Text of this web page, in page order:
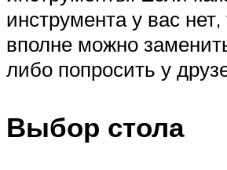
инструмента у вас нет,
вполне можно
либо попросить у
Выбор стола